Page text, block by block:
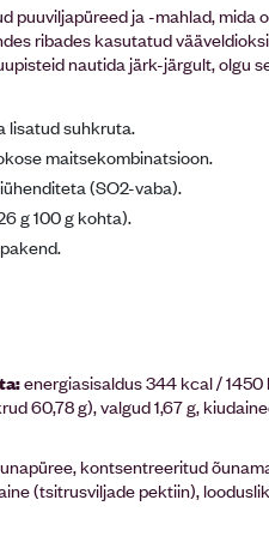
puuviljapüreed ja -mahlad,
ribades kasutatud
nautida järk-järgult, olgu
lisatud suhkruta.
maitsekombinatsioon.
(SO2-vaba).
g 100 g kohta).
energiasisaldus 344 kcal /
60,78 g), valgud 1,67 g,
kontsentreeritud
(tsitrusviljade pektiin),